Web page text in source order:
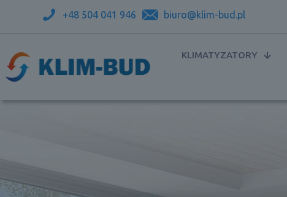
+48 504 041 946 biuro@klim-bud.pl
KLIMATYZATORY